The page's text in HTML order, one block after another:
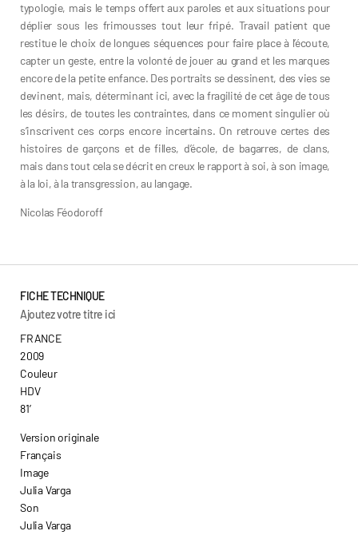
typologie, mais le temps offert aux paroles et aux situations pour
déplier sous les frimousses tout leur fripé. Travail patient que
restitue le choix de longues séquences pour faire place à l’écoute,
capter un geste, entre la volonté de jouer au grand et les marques
encore de la petite enfance. Des portraits se dessinent, des vies se
devinent, mais, déterminant ici, avec la fragilité de cet âge de tous
les désirs, de toutes les contraintes, dans ce moment singulier où
s’inscrivent ces corps encore incertains. On retrouve certes des
histoires de garçons et de filles, d’école, de bagarres, de clans,
mais dans tout cela se décrit en creux le rapport à soi, à son image,
à la loi, à la transgression, au langage.
Nicolas Féodoroff
FICHE TECHNIQUE
Ajoutez votre titre ici
FRANCE
2009
Couleur
HDV
81’
Version originale
Français
Image
Julia Varga
Son
Julia Varga